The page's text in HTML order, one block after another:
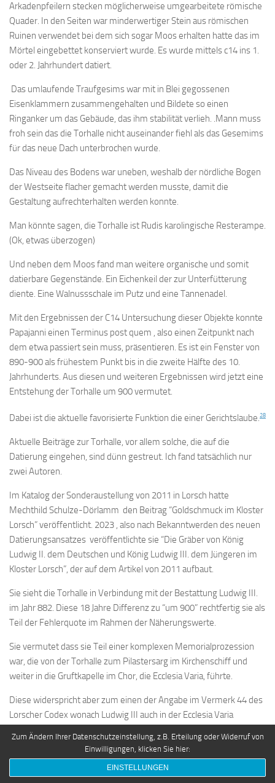
Arkadenpfeilern stecken möglicherweise umgearbeitete römische
Quader. In den Seiten war minderwertiger Stein aus römischen
Ruinen verwendet bei dem sich sogar Moos erhalten hatte das im
Mörtel eingebettet konserviert wurde. Es wurde mittels c14 ins 1.
oder 2. Jahrhundert datiert.
Das umlaufende Traufgesims war mit in Blei gegossenen
Eisenklammern zusammengehalten und Bildete so einen
Ringanker um das Gebäude, das ihm stabilität verlieh. .Mann muss
froh sein das die Torhalle nicht auseinander fiehl als das Gesemims
für das neue Dach unterbrochen wurde.
Das Niveau des Bodens war uneben, weshalb der nördliche Bogen
der Westseite flacher gemacht werden musste, damit die
Gestaltung aufrechterhalten werden konnte.
Man könnte sagen, die Torhalle ist Rudis karolingische Resterampe.
(Ok, etwas überzogen)
Und neben dem Moos fand man weitere organische und somit
datierbare Gegenstände. Ein Eichenkeil der zur Unterfütterung
diente. Eine Walnussschale im Putz und eine Tannenadel.
Mit den Ergebnissen der C14 Untersuchung dieser Objekte konnte
Papajanni einen Terminus post quem , also einen Zeitpunkt nach
dem etwa passiert sein muss, präsentieren. Es ist ein Fenster von
890-900 als frühestem Punkt bis in die zweite Hälfte des 10.
Jahrhunderts. Aus diesen und weiteren Ergebnissen wird jetzt eine
Entstehung der Torhalle um 900 vermutet.
Dabei ist die aktuelle favorisierte Funktion die einer Gerichtslaube.28
Aktuelle Beiträge zur Torhalle, vor allem solche, die auf die
Datierung eingehen, sind dünn gestreut. Ich fand tatsächlich nur
zwei Autoren.
Im Katalog der Sonderaustellung von 2011 in Lorsch hatte
Mechthild Schulze-Dörlamm den Beitrag “Goldschmuck im Kloster
Lorsch” veröffentlicht. 2023 , also nach Bekanntwerden des neuen
Datierungsansatzes veröffentlichte sie “Die Gräber von König
Ludwig II. dem Deutschen und König Ludwig III. dem Jüngeren im
Kloster Lorsch”, der auf dem Artikel von 2011 aufbaut.
Sie sieht die Torhalle in Verbindung mit der Bestattung Ludwig III.
im Jahr 882. Diese 18 Jahre Differenz zu “um 900” rechtfertig sie als
Teil der Fehlerquote im Rahmen der Näherungswerte.
Sie vermutet dass sie Teil einer komplexen Memorialprozession
war, die von der Torhalle zum Pilastersarg im Kirchenschiff und
weiter in die Gruftkapelle im Chor, die Ecclesia Varia, führte.
Diese widerspricht aber zum einen der Angabe im Vermerk 44 des
Lorscher Codex wonach Ludwig III auch in der Ecclesia Varia
beigesetzt wurde und zudem den aktuellen Erkenntnissen, dass
die Gruft hinter dem Chor erst im 11. Jahrhundert entstand.
Drei Beiträge die nach der Datierung durch Pappaniani entstanden
Zum Ändern Ihrer Datenschutzeinstellung, z.B. Erteilung oder Widerruf von
Einwilligungen, klicken Sie hier:
EINSTELLUNGEN